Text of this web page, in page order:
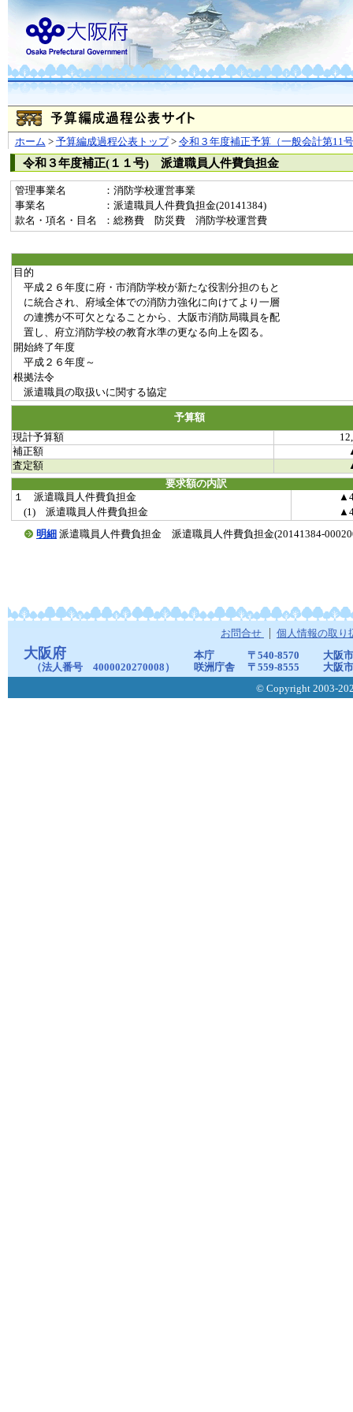
ホーム > 予算編成過程公表トップ> 令和３年度補正予算（一般会計第11
令和３年度補正(１１号) 派遣職員人件費負担金
管理事業名
：消防学校運営事業
事業名
：派遣職員人件費負担金(20141384)
款名・項名・目名
：総務費 防災費 消防学校運営費
目的
平成２６年度に府・市消防学校が新たな役割分担のもと
に統合され、府域全体での消防力強化に向けてより一層
の連携が不可欠となることから、大阪市消防局職員を配
置し、府立消防学校の教育水準の更なる向上を図る。
開始終了年度
平成２６年度～
根拠法令
派遣職員の取扱いに関する協定
予算額
現計予算額
補正額
査定額
要求額の内訳
１ 派遣職員人件費負担金
(1) 派遣職員人件費負担金
明細 派遣職員人件費負担金 派遣職員人件費負担金(20141384-
お問合せ 個人情報の取り
大阪府
（法人番号 4000020270008）
本庁 〒540-8570
大阪
咲洲庁舎
〒559-8555
大阪
© Copyright 2003-